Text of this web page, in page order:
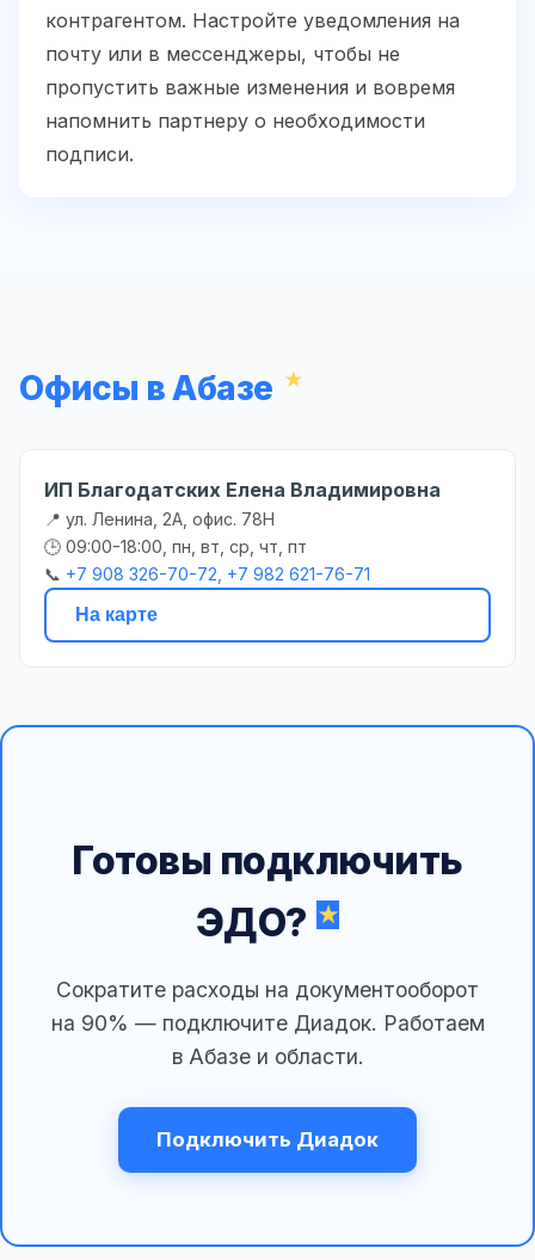
контрагентом. Настройте уведомления на
почту или в мессенджеры, чтобы не
пропустить важные изменения и вовремя
напомнить партнеру о необходимости
подписи.
Офисы в Абазе
ИП Благодатских Елена Владимировна
📍 ул. Ленина, 2А, офис. 78Н
🕒 09:00-18:00, пн, вт, ср, чт, пт
📞 +7 908 326-70-72, +7 982 621-76-71
На карте
Готовы подключить
ЭДО?
Сократите расходы на документооборот
на 90% — подключите Диадок. Работаем
в Абазе и области.
Подключить Диадок